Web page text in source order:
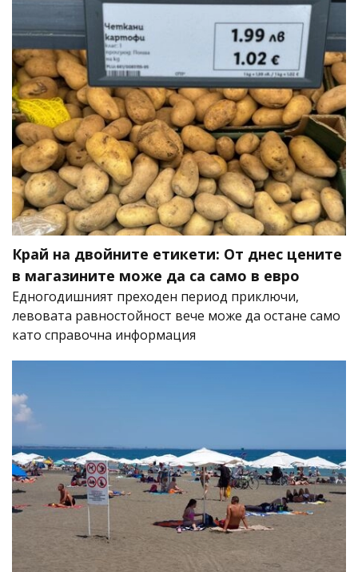
Край на двойните етикети: От днес цените
в магазините може да са само в евро
Едногодишният преходен период приключи,
левовата равностойност вече може да остане само
като справочна информация